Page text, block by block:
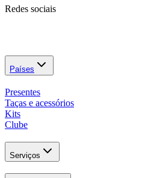
Redes sociais
Países
Presentes
Taças e acessórios
Kits
Clube
Serviços